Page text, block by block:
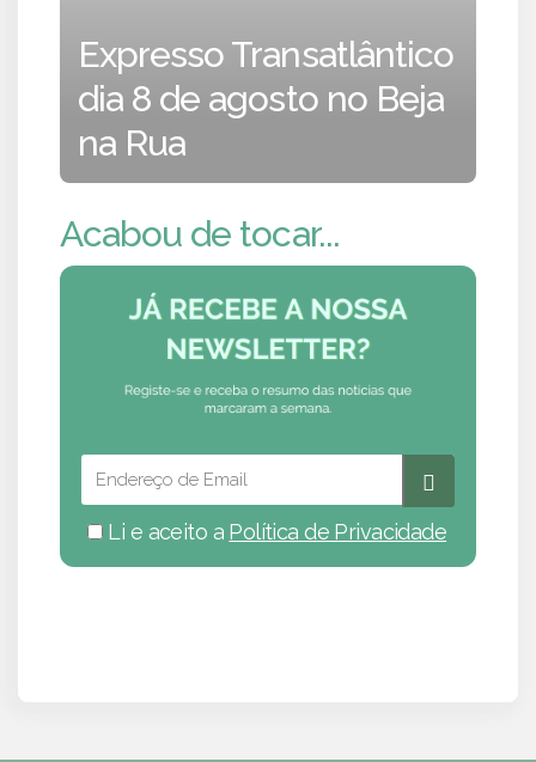
Expresso Transatlântico
dia 8 de agosto no Beja
na Rua
Acabou de tocar...
Li e aceito a Política de Privacidade